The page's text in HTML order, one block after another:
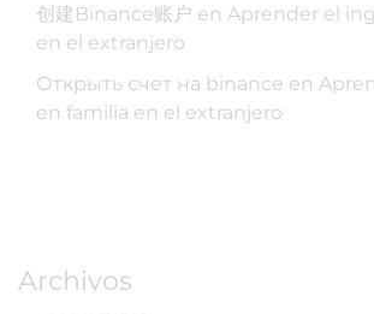
创建Binance账户 en Aprender el
en el extranjero
Открыть счет на binance en
en familia en el extranjero
Archivos